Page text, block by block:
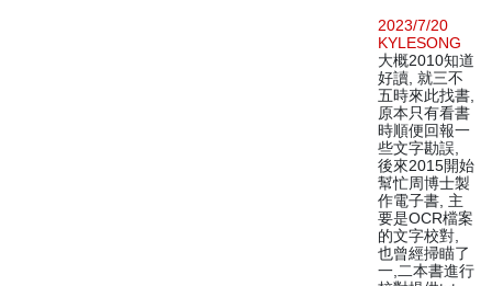
2023/7/20
KYLESONG
大概2010知道
好讀, 就三不
五時來此找書,
原本只有看書
時順便回報一
些文字勘誤,
後來2015開始
幫忙周博士製
作電子書, 主
要是OCR檔案
的文字校對,
也曾經掃瞄了
一,二本書進行